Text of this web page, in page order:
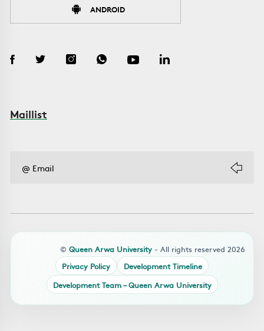
ANDROID
Maillist
© Queen Arwa University - All rights reserved 2026
Privacy Policy
Development Timeline
Development Team – Queen Arwa University